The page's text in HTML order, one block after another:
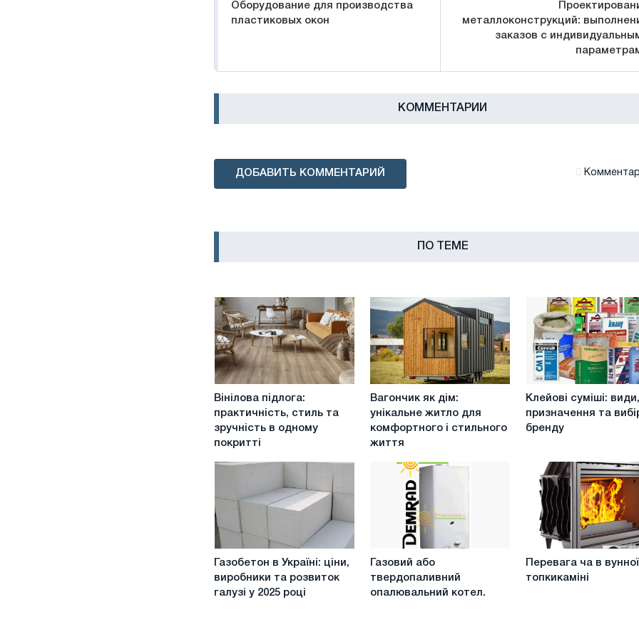
Оборудование для производства
пластиковых окон
металлоконструкций:
заказов с
КОММЕНТАРИИ
ДОБАВИТЬ КОММЕНТАРИЙ
ПО ТЕМЕ
Вінілова
практичність,
стиль
зручність
одному
покритті
Вінілова підлога:
практичність, стиль та
зручність в одному
покритті
Вагончик
дім:
унікальне
комфортного
стильного
Вагончик як дім:
унікальне житло для
комфортного і стильного
життя
Клейові
види,
призначення
вибір
бренду
Клейові суміші: види,
призначення та
бренду
Газобетон
Україні:
ціни,
Газобетон в Україні: ціни,
виробники та розвиток
галузі у 2025 році
Газовий
твердопаливний
Газовий або
твердопаливний
опалювальний котел.
Перевага
Перевага ча в вунної
топкикаміні